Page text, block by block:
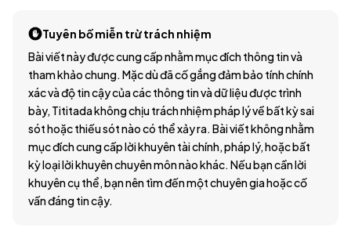
Tuyên bố miễn trừ trách nhiệm
Bài viết này được cung cấp nhằm mục đích thông tin và
tham khảo chung. Mặc dù đã cố gắng đảm bảo tính chính
xác và độ tin cậy của các thông tin và dữ liệu được trình
bày, Tititada không chịu trách nhiệm pháp lý về bất kỳ sai
sót hoặc thiếu sót nào có thể xảy ra. Bài viết không nhằm
mục đích cung cấp lời khuyên tài chính, pháp lý, hoặc bất
kỳ loại lời khuyên chuyên môn nào khác. Nếu bạn cần lời
khuyên cụ thể, bạn nên tìm đến một chuyên gia hoặc cố
vấn đáng tin cậy.